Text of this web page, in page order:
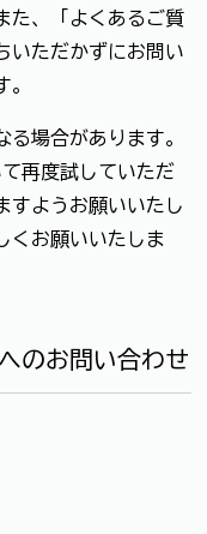
た、「よくあるご質
いただかずにお問い
場合があります。
再度試していただ
すようお願いいたし
くお願いいたしま
のお問い合わせ